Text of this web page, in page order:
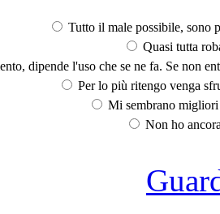
Tutto il male possibile, sono
Quasi tutta
dipende l'uso che se ne fa. Se non
Per lo più ritengo venga
Mi sembrano
Non ho